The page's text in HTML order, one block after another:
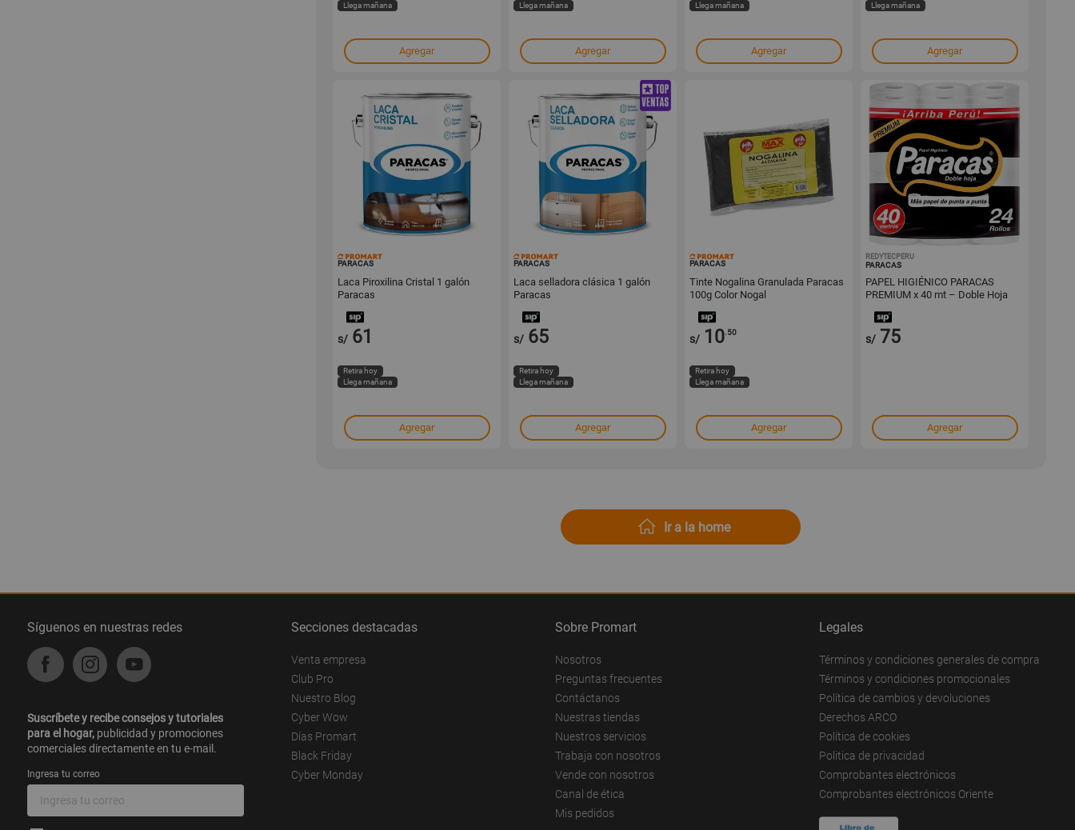
Llega mañana
Agregar
Llega mañana
Agregar
Llega mañana
Agregar
Llega mañana
Agregar
PARACAS
Laca Piroxilina Cristal 1 galón
Paracas
s/ 61
Retira hoy
Llega mañana
Agregar
PARACAS
Laca selladora clásica 1 galón
Paracas
s/ 65
Retira hoy
Llega mañana
Agregar
PARACAS
Tinte Nogalina Granulada Paracas
100g Color Nogal
s/ 10.50
Retira hoy
Llega mañana
Agregar
REDYTECPERU
PARACAS
PAPEL HIGIÉNICO PARACAS
PREMIUM x 40 mt – Doble Hoja
s/ 75
Agregar
Ir a la home
Síguenos en nuestras redes
Suscríbete y recibe consejos y tutoriales
para el hogar, publicidad y promociones
comerciales directamente en tu e-mail.
Ingresa tu correo
Secciones destacadas
Venta empresa
Club Pro
Nuestro Blog
Cyber Wow
Días Promart
Black Friday
Cyber Monday
Sobre Promart
Nosotros
Preguntas frecuentes
Contáctanos
Nuestras tiendas
Nuestros servicios
Trabaja con nosotros
Vende con nosotros
Canal de ética
Mis pedidos
Legales
Términos y condiciones generales de compra
Términos y condiciones promocionales
Política de cambios y devoluciones
Derechos ARCO
Política de cookies
Politica de privacidad
Comprobantes electrónicos
Comprobantes electrónicos Oriente